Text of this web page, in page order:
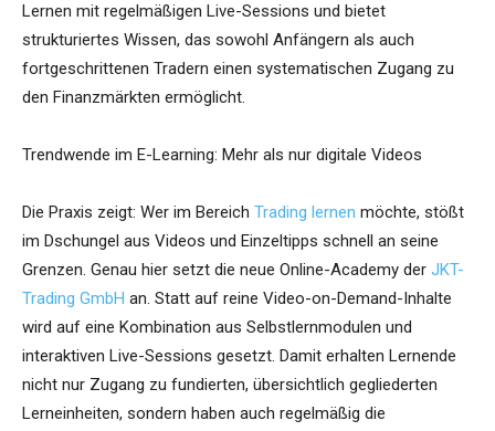
Lernen mit regelmäßigen Live-Sessions und bietet
strukturiertes Wissen, das sowohl Anfängern als auch
fortgeschrittenen Tradern einen systematischen Zugang zu
den Finanzmärkten ermöglicht.
Trendwende im E-Learning: Mehr als nur digitale Videos
Die Praxis zeigt: Wer im Bereich Trading lernen möchte, stößt
im Dschungel aus Videos und Einzeltipps schnell an seine
Grenzen. Genau hier setzt die neue Online-Academy der JKT-
Trading GmbH an. Statt auf reine Video-on-Demand-Inhalte
wird auf eine Kombination aus Selbstlernmodulen und
interaktiven Live-Sessions gesetzt. Damit erhalten Lernende
nicht nur Zugang zu fundierten, übersichtlich gegliederten
Lerneinheiten, sondern haben auch regelmäßig die